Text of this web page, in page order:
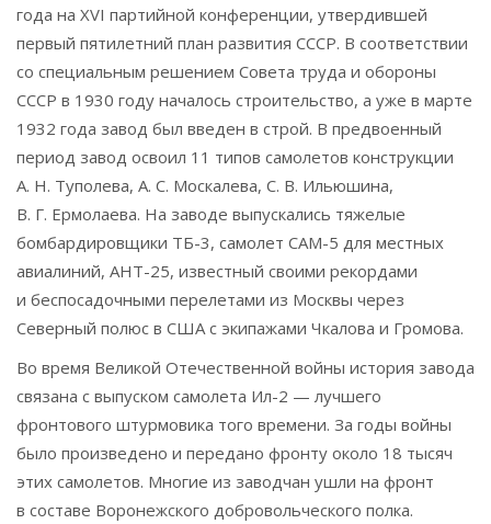
года на XVI партийной конференции, утвердившей
первый пятилетний план развития СССР. В соответствии
со специальным решением Совета труда и обороны
СССР в 1930 году началось строительство, а уже в марте
1932 года завод был введен в строй. В предвоенный
период завод освоил 11 типов самолетов конструкции
А. Н. Туполева, А. С. Москалева, С. В. Ильюшина,
В. Г. Ермолаева. На заводе выпускались тяжелые
бомбардировщики ТБ-3, самолет САМ-5 для местных
авиалиний, АНТ-25, известный своими рекордами
и беспосадочными перелетами из Москвы через
Северный полюс в США с экипажами Чкалова и Громова.
Во время Великой Отечественной войны история завода
связана с выпуском самолета Ил-2 — лучшего
фронтового штурмовика того времени. За годы войны
было произведено и передано фронту около 18 тысяч
этих самолетов. Многие из заводчан ушли на фронт
в составе Воронежского добровольческого полка.